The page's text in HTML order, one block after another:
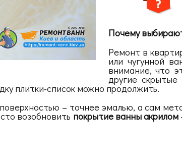
Почему
Ремонт в
или чугунной
внимание, что
другие
плитки-список можно продолжить.
– точнее эмалью, а сам
возобновить покрытие ванны акрилом